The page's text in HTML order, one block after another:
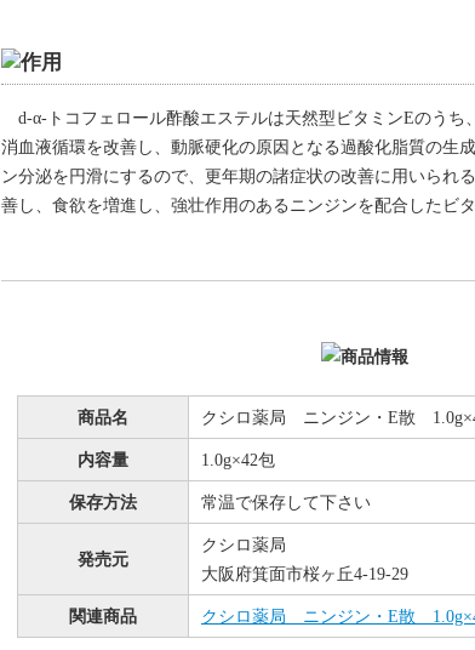
d-α-トコフェロール酢酸エステルは天然型ビタミンEのうち
消血液循環を改善し、動脈硬化の原因となる過酸化脂質の生
ン分泌を円滑にするので、更年期の諸症状の改善に用いられ
善し、食欲を増進し、強壮作用のあるニンジンを配合したビ
商品名 クシロ薬局 ニンジン・E散
内容量 1.0g×42包
保存方法 常温で保存して下さい
発売元
クシロ薬局
大阪府箕面市桜ヶ丘4-19-29
関連商品 クシロ薬局 ニンジン・E散